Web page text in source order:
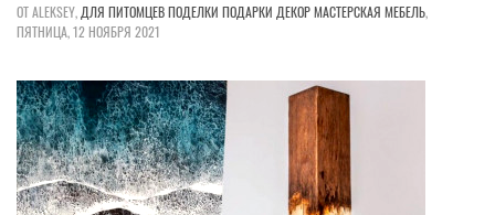
ОТ ALEKSEY, ДЛЯ ПИТОМЦЕВПОДЕЛКИ ПОДАРКИ ДЕКОРМАСТЕРСКАЯ МЕБЕЛЬ,
ПЯТНИЦА, 12 НОЯБРЯ 2021